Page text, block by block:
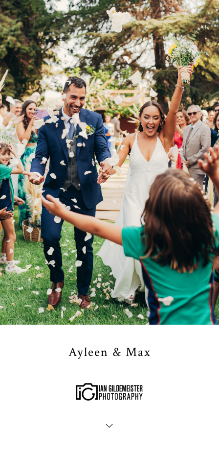
Ayleen & Max